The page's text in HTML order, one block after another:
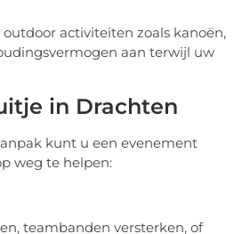
activiteiten zoals kanoën,
aan terwijl uw
in Drachten
kunt u een evenement
weg te helpen:
teambanden versterken, of